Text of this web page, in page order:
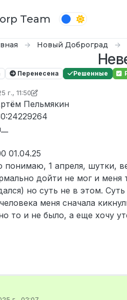
Team
Новый Доброград
Перенесена Решенные
г., 11:50
Tekoy
Пельмякин
01.04.25
понимаю, 1 апреля, шутки,
дойти не мог и меня
но суть не в этом.
меня сначала
то и не было, а еще хочу